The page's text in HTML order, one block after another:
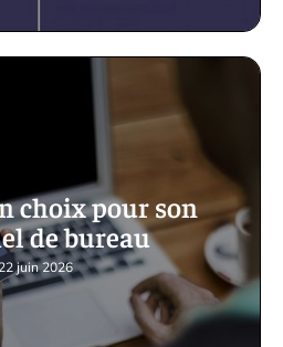
choix pour son
de bureau
juin 2026